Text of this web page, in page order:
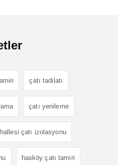
çatı tadilatı
çatı yenileme
çatı izolasyonu
hasköy çatı tamiri